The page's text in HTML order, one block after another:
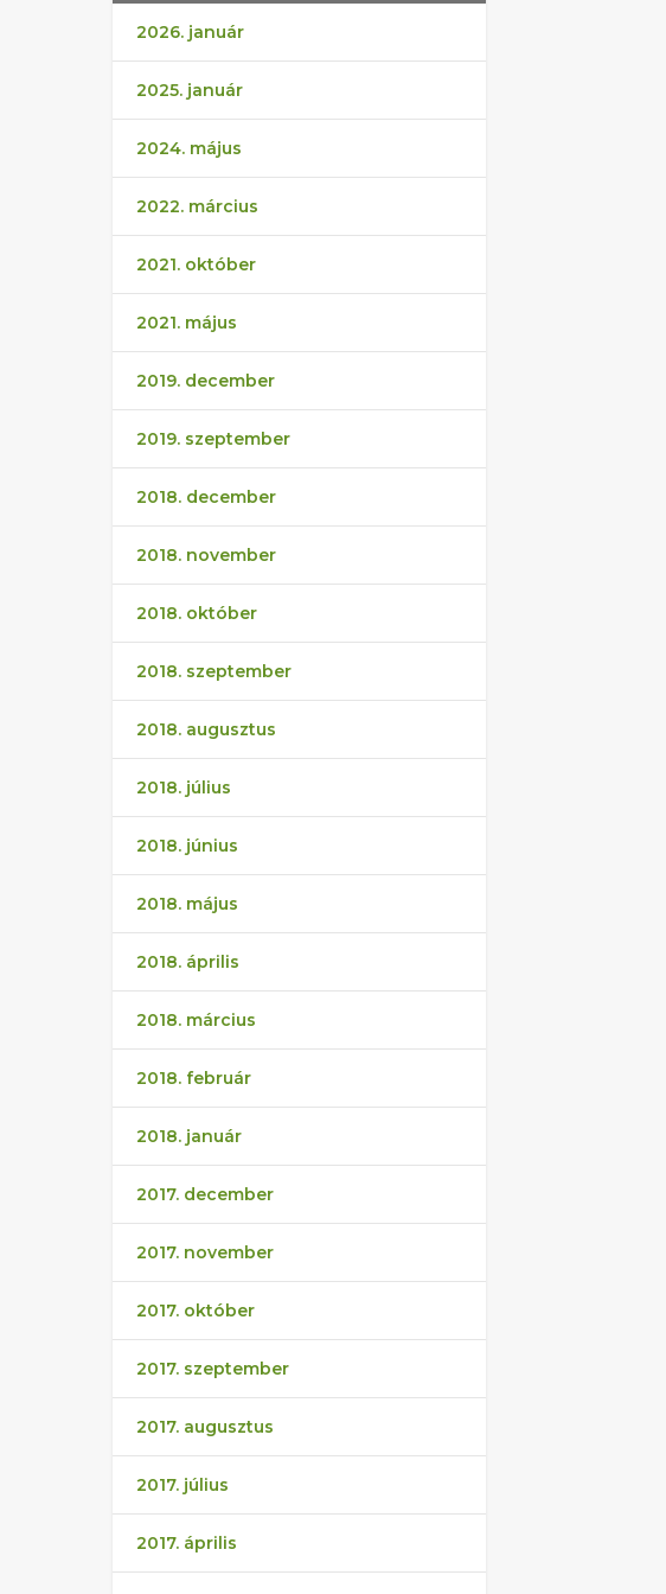
2026. január
2025. január
2024. május
2022. március
2021. október
2021. május
2019. december
2019. szeptember
2018. december
2018. november
2018. október
2018. szeptember
2018. augusztus
2018. július
2018. június
2018. május
2018. április
2018. március
2018. február
2018. január
2017. december
2017. november
2017. október
2017. szeptember
2017. augusztus
2017. július
2017. április